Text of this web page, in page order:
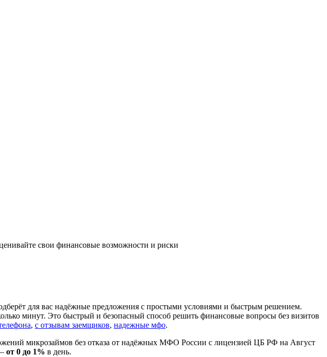
cвoи финaнcoвыe вoзмoжнocти и pиcки
для вас надёжные предложения с простыми условиями и быстрым решением.
минут. Это быстрый и безопасный способ решить финансовые вопросы без визитов
, с отзывам заемщиков, надежные мфо.
микрозаймов без отказа от надёжных МФО России с лицензией ЦБ РФ на Август
от 0 до 1% в день.